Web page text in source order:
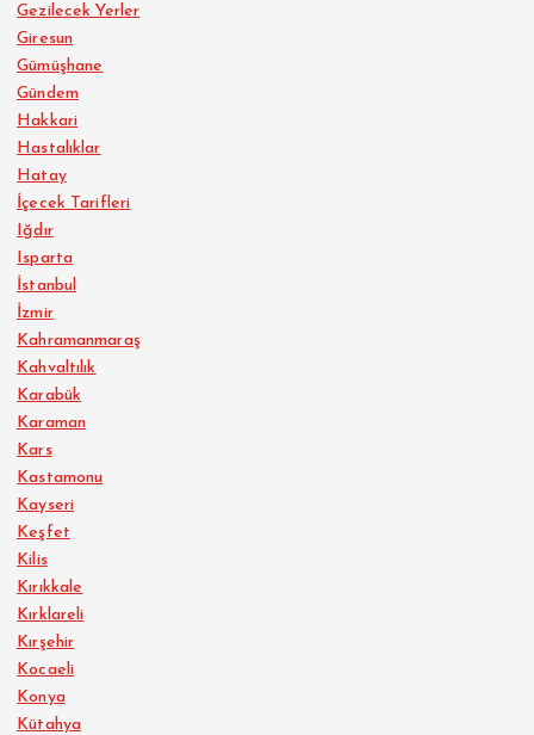
Gezilecek Yerler
Giresun
Gümüşhane
Gündem
Hakkari
Hastalıklar
Hatay
İçecek Tarifleri
Iğdır
Isparta
İstanbul
İzmir
Kahramanmaraş
Kahvaltılık
Karabük
Karaman
Kars
Kastamonu
Kayseri
Keşfet
Kilis
Kırıkkale
Kırklareli
Kırşehir
Kocaeli
Konya
Kütahya